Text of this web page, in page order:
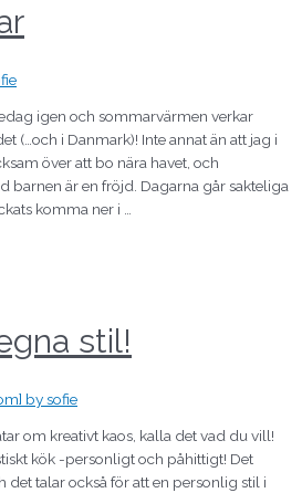
igen och sommarvärmen verkar
(…och i Danmark)! Inte annat än att jag i
över att bo nära havet, och
barnen är en fröjd. Dagarna går sakteliga
komma ner i …
stil!
by sofie
om kreativt kaos, kalla det vad du vill!
kök -personligt och påhittigt! Det
det talar också för att en personlig stil i